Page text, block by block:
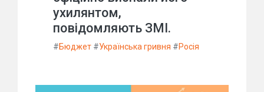
ухилянтом,
повідомляють ЗМІ.
#Бюджет #Українська гривня #Росія